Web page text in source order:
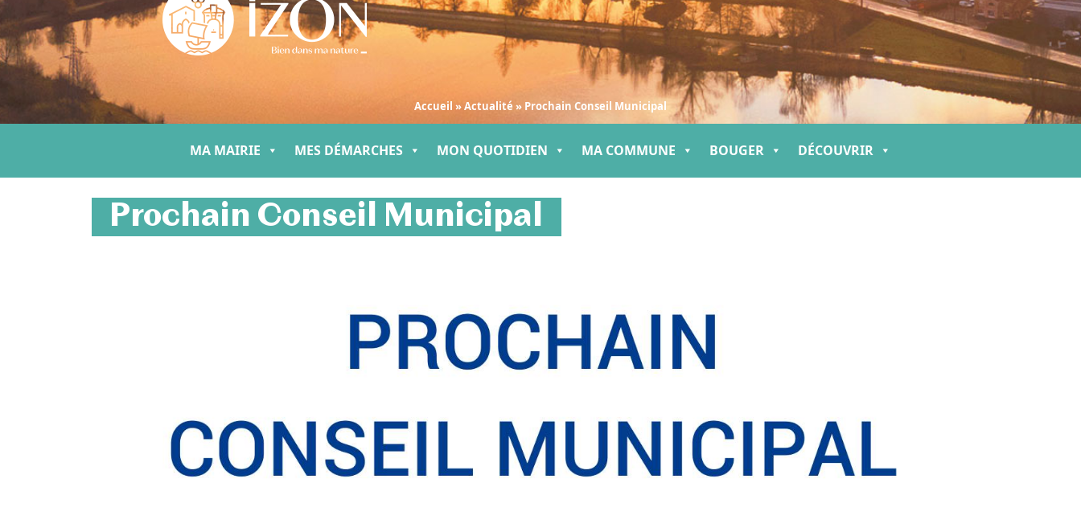
Accueil »Actualité » Prochain Conseil Municipal
MA MAIRIE MES DÉMARCHES MON QUOTIDIEN MA COMMUNE BOUGER DÉCOUVRIR
Prochain Conseil Municipal